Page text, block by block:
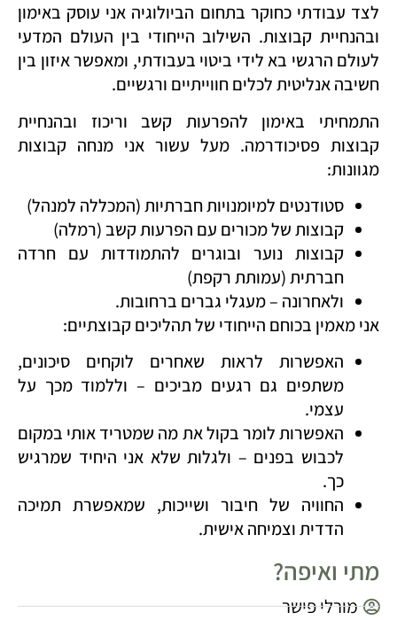
לצד עבודתי כחוקר בתחום הביולוגיה אני עוסק באימון
ובהנחיית קבוצות. השילוב הייחודי בין העולם המדעי
לעולם הרגשי בא לידי ביטוי בעבודתי, ומאפשר איזון בין
חשיבה אנליטית לכלים חווייתיים ורגשיים.
התמחיתי באימון להפרעות קשב וריכוז ובהנחיית
קבוצות פסיכודרמה. מעל עשור אני מנחה קבוצות
מגוונות:
סטודנטים למיומנויות חברתיות (המכללה למנהל)
קבוצות של מכורים עם הפרעות קשב (רמלה)
קבוצות נוער ובוגרים להתמודדות עם חרדה
חברתית (עמותת רקפת)
ולאחרונה – מעגלי גברים ברחובות.
אני מאמין בכוחם הייחודי של תהליכים קבוצתיים:
האפשרות לראות שאחרים לוקחים סיכונים,
משתפים גם רגעים מביכים – וללמוד מכך על
עצמי.
האפשרות לומר בקול את מה שמטריד אותי במקום
לכבוש בפנים – ולגלות שלא אני היחיד שמרגיש
כך.
החוויה של חיבור ושייכות, שמאפשרת תמיכה
הדדית וצמיחה אישית.
מתי ואיפה?
מורלי פישר